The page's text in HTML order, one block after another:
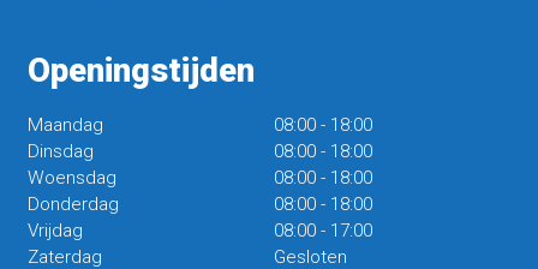
Openingstijden
Maandag 08:00- 18:00
Dinsdag
08:00- 18:00
Woensdag
08:00- 18:00
Donderdag
08:00- 18:00
Vrijdag
08:00- 17:00
Zaterdag
Gesloten